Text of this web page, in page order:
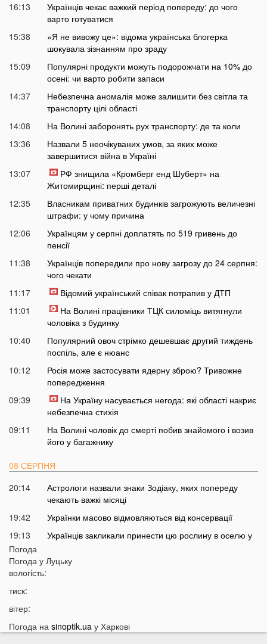
16:13
Українців чекає важкий період попереду: до чого
варто готуватися
15:38
«Я не вивожу це»: відома українська блогерка
шокувала зізнанням про зраду
15:09
Популярні продукти можуть подорожчати на 10% до
осені: чи варто робити запаси
14:37
Небезпечна аномалія може залишити без світла та
транспорту цілі області
14:08
На Волині заборонять рух транспорту: де та коли
13:36
Назвали 5 неочікуваних умов, за яких може
завершитися війна в Україні
13:07
РФ знищила «Кромберг енд Шуберт» на
Житомирщині: перші деталі
12:35
Власникам приватних будинків загрожують величезні
штрафи: у чому причина
12:06
Українцям у серпні доплатять по 519 гривень до
пенсії
11:38
Українців попередили про нову загрозу до 24 серпня:
чого чекати
11:17
Відомий український співак потрапив у ДТП
11:01
На Волині працівники ТЦК силоміць витягнули
чоловіка з будинку
10:40
Популярний овоч стрімко дешевшає другий тиждень
поспіль, але є нюанс
10:12
Росія може застосувати ядерну зброю? Тривожне
попередження
09:39
На Україну насувається негода: які області накриє
небезпечна стихія
09:11
На Волині чоловік до смерті побив знайомого і возив
його у багажнику
08 СЕРПНЯ
20:14
Астрологи назвали знаки Зодіаку, яких попереду
чекають важкі місяці
19:42
Українки масово відмовляються від консервації
19:13
Українців закликали принести цю рослину в оселю у
18:41
Мороз чи аномальне тепло: якою буде зима в Україні
17:40
17:14
У Луцьку на Ковельській зіткнулися два авто:
Погода
Погода у Луцьку
вологість:
тиск:
вітер:
Погода на sinoptik.ua у Харкові